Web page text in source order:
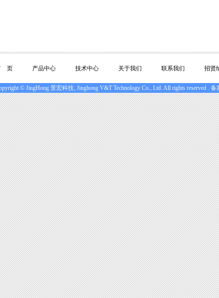
页 产品中心 技术中心 关于我们 联系我们 招贤
© JingHong 景宏科技, Jinghong V&T Technology Co., Ltd. All rights reserved .